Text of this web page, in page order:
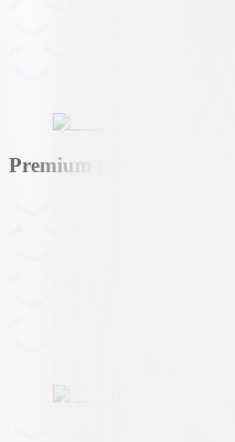
Premium partner